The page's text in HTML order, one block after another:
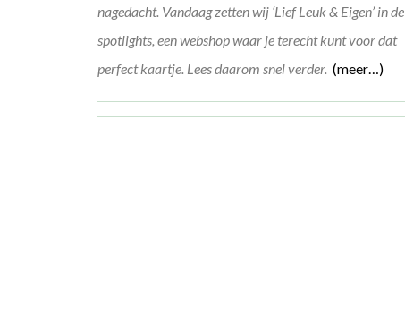
nagedacht. Vandaag zetten wij ‘Lief Leuk & Eigen’ in de
spotlights, een webshop waar je terecht kunt voor dat
perfect kaartje. Lees daarom snel verder. (meer…)